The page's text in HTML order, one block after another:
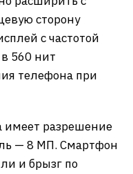
сторону
с частотой
560 нит
телефона при
имеет разрешение
— 8 МП. Смартфон
и брызг по